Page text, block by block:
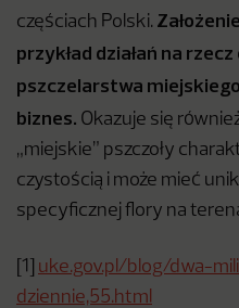
częściach Polski.
przykład działań na
pszczelarstwa
biznes. Okazuje się
„miejskie” pszczoły
czystością i może mieć
specyficznej flory na
[1] uke.gov.pl/blog/dwa-
dziennie,55.html